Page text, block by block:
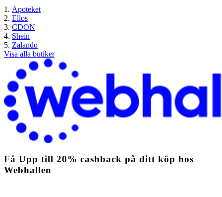
Apoteket
Ellos
CDON
Shein
Zalando
Visa alla butiker
Få Upp till 20% cashback på ditt köp hos
Webhallen